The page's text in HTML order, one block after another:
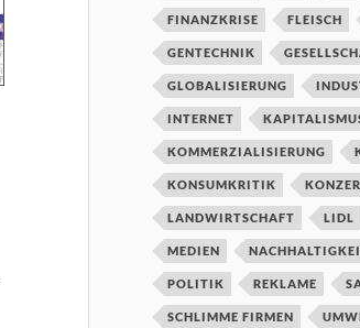
FINANZKRISE FLEISCH
GENTECHNIK
GLOBALISIERUNG
INTERNET
KOMMERZIALISIERUNG
KONSUMKRITIK
LANDWIRTSCHAFT LIDL
MEDIEN
POLITIK REKLAME
SCHLIMME FIRMEN